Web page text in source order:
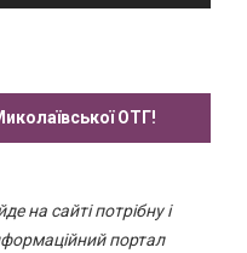
ОТГ!
на сайті потрібну і
портал